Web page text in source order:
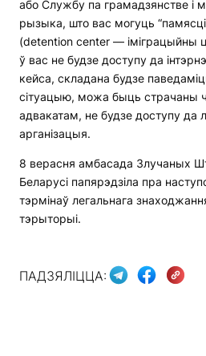
або Службу па грамадзянстве і
рызыка, што вас могуць
(detention center — іміграцыйны
ў вас не будзе доступу да
кейса, складана будзе
сітуацыю, можа быць страчаны
адвакатам, не будзе доступу да
арганізацыя.
8 верасня амбасада Злучаных
Беларусі папярэдзіла пра
тэрмінаў легальнага
тэрыторыі.
ПАДЗЯЛІЦЦА: